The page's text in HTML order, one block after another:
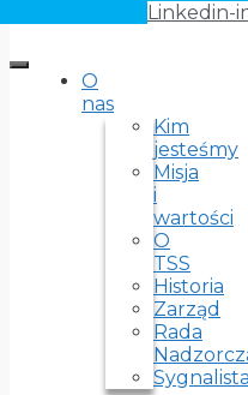
Linkedin-
O
nas
Kim
jesteśmy
Misja
i
wartości
O
TSS
Historia
Zarząd
Rada
Sygnalista